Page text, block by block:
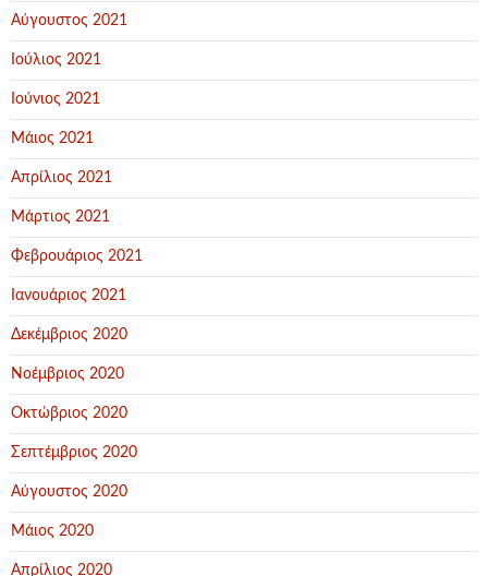
Αύγουστος 2021
Ιούλιος 2021
Ιούνιος 2021
Μάιος 2021
Απρίλιος 2021
Μάρτιος 2021
Φεβρουάριος 2021
Ιανουάριος 2021
Δεκέμβριος 2020
Νοέμβριος 2020
Οκτώβριος 2020
Σεπτέμβριος 2020
Αύγουστος 2020
Μάιος 2020
Απρίλιος 2020